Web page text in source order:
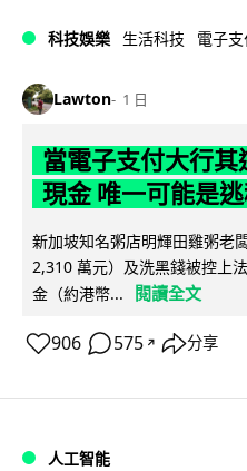
科技娛樂 生活科技 電子
Lawton 1 日
當電子支付大行其
現金 唯一可能是
新加坡知名粥店明輝田雞粥老
2,310 萬元）及洗黑錢被控上
金（約港幣...
閱讀全文
906 575 ↗ 分享
人工智能